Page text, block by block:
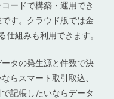
ードで構築・運用でき
す。クラウド版では金
仕組みも利用できます。
タの発生源と件数で決
らスマート取引取込、
記帳したいならデータ